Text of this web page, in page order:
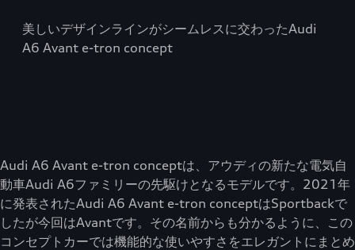
美しいデザインラインがシームレスに交わったAudi
A6 Avant e-tron concept
Audi A6 Avant e-tron conceptは、アウディの新たな電気自
動車Audi A6ファミリーの先駆けとなるモデルです。2021年
に発表されたAudi A6 Avant e-tron conceptはSportbackで
したが今回はAvantです。その名前からも分かるように、この
コンセプトカーでは機能的な使いやすさをエレガントにまとめ